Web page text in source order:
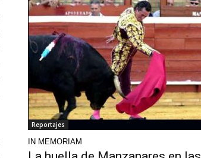
Reportajes
IN MEMORIAM